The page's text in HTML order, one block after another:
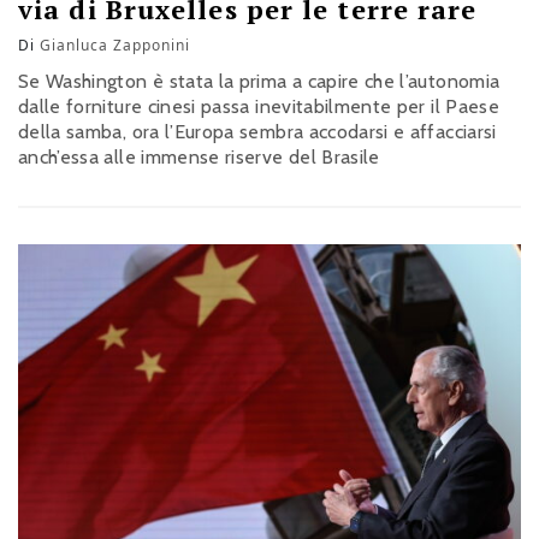
via di Bruxelles per le terre rare
Di Gianluca Zapponini
Se Washington è stata la prima a capire che l’autonomia
dalle forniture cinesi passa inevitabilmente per il Paese
della samba, ora l’Europa sembra accodarsi e affacciarsi
anch’essa alle immense riserve del Brasile